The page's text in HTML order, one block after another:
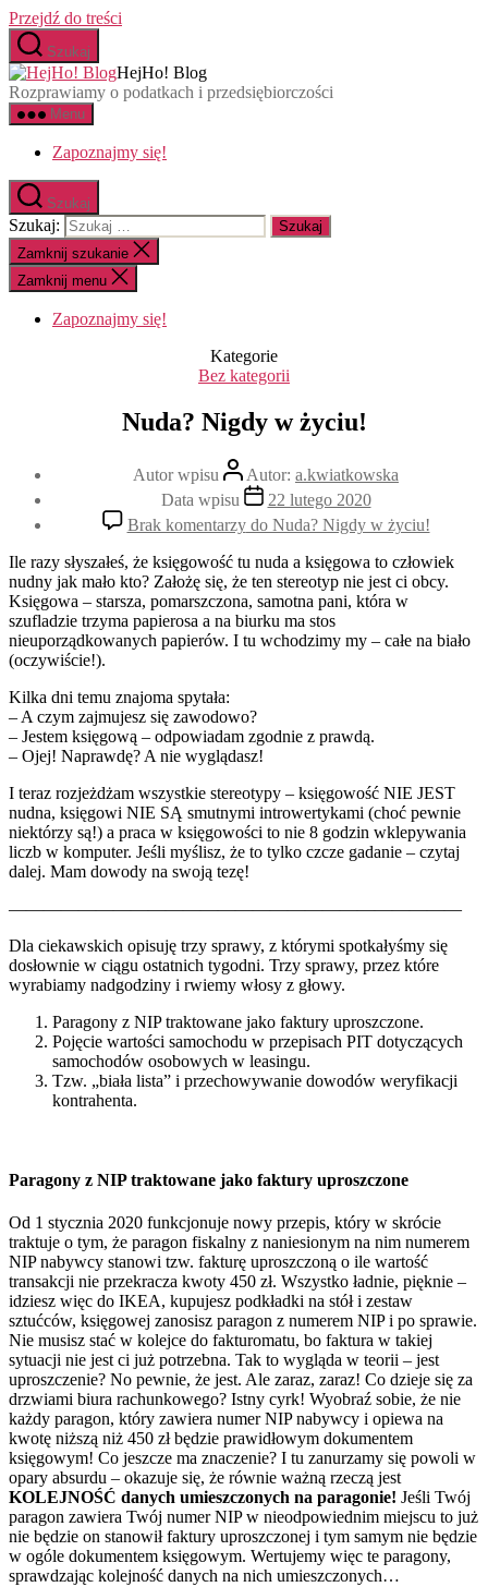
Przejdź do treści
Szukaj
HejHo! Blog
Rozprawiamy o podatkach i przedsiębiorczości
Menu
Zapoznajmy się!
Szukaj
Szukaj:
Zamknij szukanie
Zamknij menu
Zapoznajmy się!
Kategorie
Bez kategorii
Nuda? Nigdy w życiu!
Autor wpisu Autor: a.kwiatkowska
Data wpisu
22 lutego 2020
Brak komentarzydo Nuda? Nigdy w życiu!
Ile razy słyszałeś, że księgowość tu nuda a księgowa to człowiek
nudny jak mało kto? Założę się, że ten stereotyp nie jest ci obcy.
Księgowa – starsza, pomarszczona, samotna pani, która w
szufladzie trzyma papierosa a na biurku ma stos
nieuporządkowanych papierów. I tu wchodzimy my – całe na biało
(oczywiście!).
Kilka dni temu znajoma spytała:
– A czym zajmujesz się zawodowo?
– Jestem księgową – odpowiadam zgodnie z prawdą.
– Ojej! Naprawdę? A nie wyglądasz!
I teraz rozjeżdżam wszystkie stereotypy – księgowość NIE JEST
nudna, księgowi NIE SĄ smutnymi introwertykami (choć pewnie
niektórzy są!) a praca w księgowości to nie 8 godzin wklepywania
liczb w komputer. Jeśli myślisz, że to tylko czcze gadanie – czytaj
dalej. Mam dowody na swoją tezę!
——————————————————————————
Dla ciekawskich opisuję trzy sprawy, z którymi spotkałyśmy się
dosłownie w ciągu ostatnich tygodni. Trzy sprawy, przez które
wyrabiamy nadgodziny i rwiemy włosy z głowy.
Paragony z NIP traktowane jako faktury uproszczone.
Pojęcie wartości samochodu w przepisach PIT dotyczących
samochodów osobowych w leasingu.
Tzw. „biała lista” i przechowywanie dowodów weryfikacji
kontrahenta.
Paragony z NIP traktowane jako faktury uproszczone
Od 1 stycznia 2020 funkcjonuje nowy przepis, który w skrócie
traktuje o tym, że paragon fiskalny z naniesionym na nim numerem
NIP nabywcy stanowi tzw. fakturę uproszczoną o ile wartość
transakcji nie przekracza kwoty 450 zł. Wszystko ładnie, pięknie –
idziesz więc do IKEA, kupujesz podkładki na stół i zestaw
sztućców, księgowej zanosisz paragon z numerem NIP i po sprawie.
Nie musisz stać w kolejce do fakturomatu, bo faktura w takiej
sytuacji nie jest ci już potrzebna. Tak to wygląda w teorii – jest
uproszczenie? No pewnie, że jest. Ale zaraz, zaraz! Co dzieje się za
drzwiami biura rachunkowego? Istny cyrk! Wyobraź sobie, że nie
każdy paragon, który zawiera numer NIP nabywcy i opiewa na
kwotę niższą niż 450 zł będzie prawidłowym dokumentem
księgowym! Co jeszcze ma znaczenie? I tu zanurzamy się powoli w
opary absurdu – okazuje się, że równie ważną rzeczą jest
KOLEJNOŚĆ danych umieszczonych na paragonie! Jeśli Twój
paragon zawiera Twój numer NIP w nieodpowiednim miejscu to już
nie będzie on stanowił faktury uproszczonej i tym samym nie będzie
w ogóle dokumentem księgowym. Wertujemy więc te paragony,
sprawdzając kolejność danych na nich umieszczonych…